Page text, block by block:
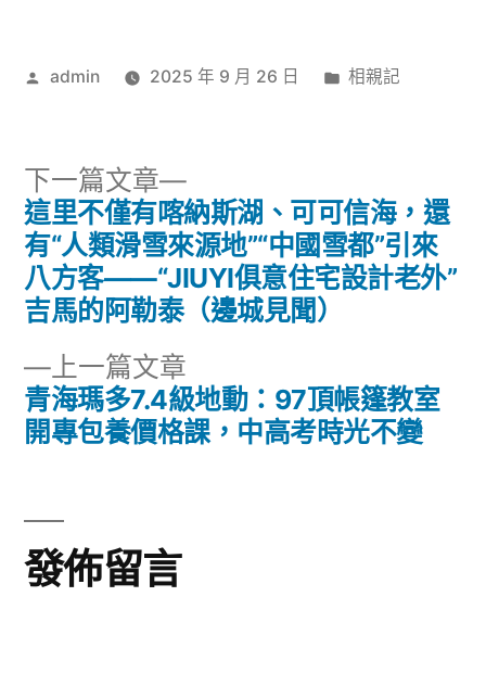
作
admin 2025 年 9 月 26 日
分
相親記
文
章
導
覽 上一篇文章
一
篇
青海瑪多7.4級地動：97頂帳篷教室
開專包養價格課，中高考時光不變
下一篇文章
下
一
篇
文
章:
這里不僅有喀納斯湖、可可信海，還
有“人類滑雪來源地”“中國雪都”引來
八方客——“JIUYI俱意住宅設計老外”
吉馬的阿勒泰（邊城見聞）
發佈留言